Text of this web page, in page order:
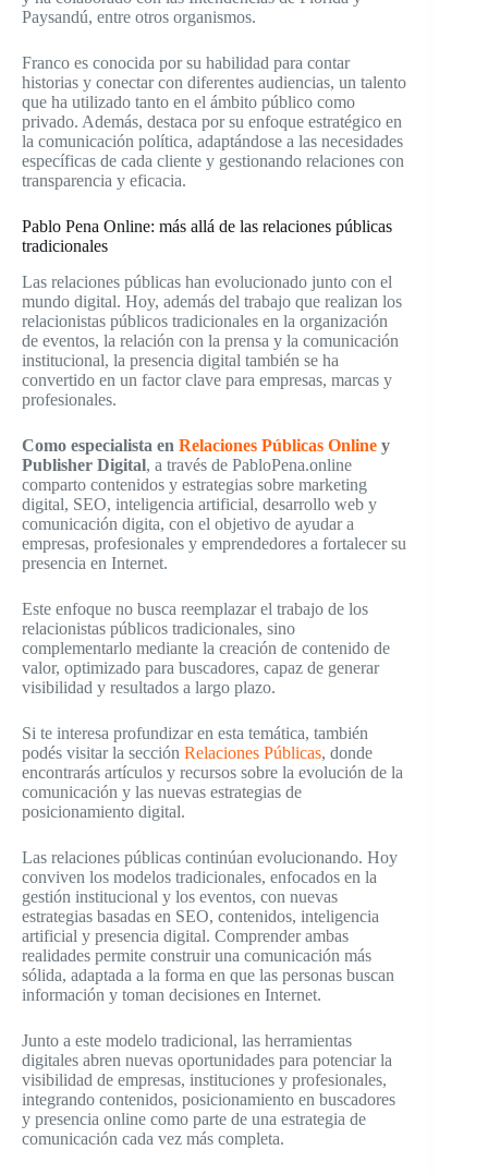
Paysandú, entre otros organismos.
Franco es conocida por su habilidad para contar
historias y conectar con diferentes audiencias, un talento
que ha utilizado tanto en el ámbito público como
privado. Además, destaca por su enfoque estratégico en
la comunicación política, adaptándose a las necesidades
específicas de cada cliente y gestionando relaciones con
transparencia y eficacia.
Pablo Pena Online: más allá de las relaciones públicas
tradicionales
Las relaciones públicas han evolucionado junto con el
mundo digital. Hoy, además del trabajo que realizan los
relacionistas públicos tradicionales en la organización
de eventos, la relación con la prensa y la comunicación
institucional, la presencia digital también se ha
convertido en un factor clave para empresas, marcas y
profesionales.
Como especialista en Relaciones Públicas Online y
Publisher Digital, a través de PabloPena.online
comparto contenidos y estrategias sobre marketing
digital, SEO, inteligencia artificial, desarrollo web y
comunicación digita, con el objetivo de ayudar a
empresas, profesionales y emprendedores a fortalecer su
presencia en Internet.
Este enfoque no busca reemplazar el trabajo de los
relacionistas públicos tradicionales, sino
complementarlo mediante la creación de contenido de
valor, optimizado para buscadores, capaz de generar
visibilidad y resultados a largo plazo.
Si te interesa profundizar en esta temática, también
podés visitar la sección Relaciones Públicas, donde
encontrarás artículos y recursos sobre la evolución de la
comunicación y las nuevas estrategias de
posicionamiento digital.
Las relaciones públicas continúan evolucionando. Hoy
conviven los modelos tradicionales, enfocados en la
gestión institucional y los eventos, con nuevas
estrategias basadas en SEO, contenidos, inteligencia
artificial y presencia digital. Comprender ambas
realidades permite construir una comunicación más
sólida, adaptada a la forma en que las personas buscan
información y toman decisiones en Internet.
Junto a este modelo tradicional, las herramientas
digitales abren nuevas oportunidades para potenciar la
visibilidad de empresas, instituciones y profesionales,
integrando contenidos, posicionamiento en buscadores
y presencia online como parte de una estrategia de
comunicación cada vez más completa.